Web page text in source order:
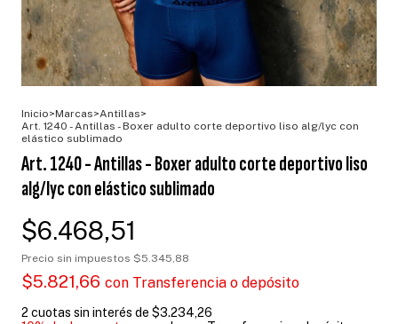
Inicio>Marcas>Antillas>
Art. 1240 - Antillas - Boxer adulto corte deportivo liso alg/lyc con
elástico sublimado
Art. 1240 - Antillas - Boxer adulto corte deportivo liso
alg/lyc con elástico sublimado
$6.468,51
Precio sin impuestos $5.345,88
$5.821,66 con Transferencia o depósito
2 cuotas sin interés de $3.234,26